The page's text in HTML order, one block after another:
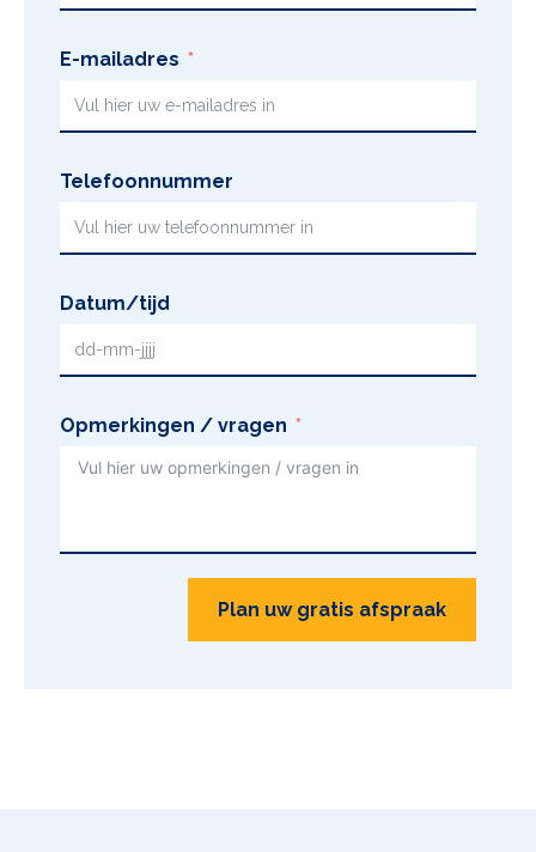
E-mailadres
Telefoonnummer
Datum/tijd
Opmerkingen / vragen
Plan uw gratis afspraak